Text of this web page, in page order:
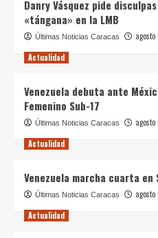
Danry Vásquez pide
«tángana» en la LMB
Últimas Noticias Caracas agosto
Actualidad
Venezuela debuta ante
Femenino Sub-17
Últimas Noticias Caracas agosto
Actualidad
Venezuela marcha cuarta en
Últimas Noticias Caracas agosto
Actualidad